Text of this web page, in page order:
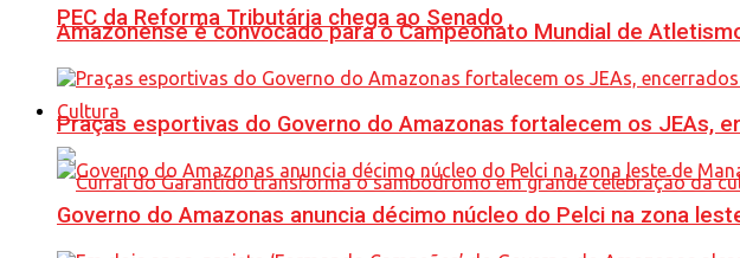
PEC da Reforma Tributária chega ao Senado
Cultura
Amazonense é convocado para o Campeonato Mundial de
Praças esportivas do Governo do Amazonas fortalecem os JEAs,
Governo do Amazonas anuncia décimo núcleo do Pelci na zona